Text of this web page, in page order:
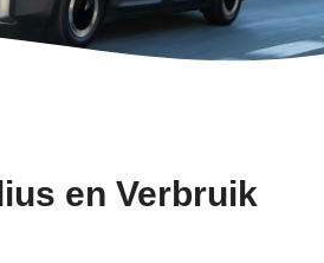
en Verbruik